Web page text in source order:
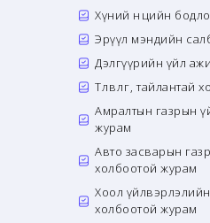
Хүний нөөцийн
Эрүүл мэндийн
Дэлгүүрийн үйл
Төлөвлөгөө,
Амралтын газрын
журам
Авто засварын
холбоотой журам
Хоол
холбоотой журам